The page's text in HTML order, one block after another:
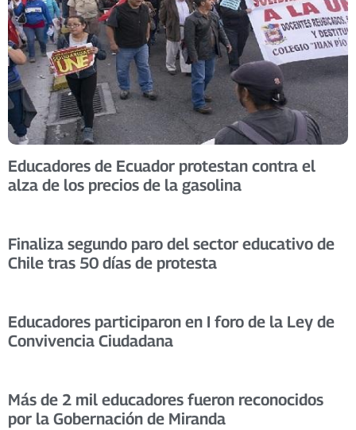
Educadores de Ecuador protestan contra el
alza de los precios de la gasolina
Finaliza segundo paro del sector educativo de
Chile tras 50 días de protesta
Educadores participaron en I foro de la Ley de
Convivencia Ciudadana
Más de 2 mil educadores fueron reconocidos
por la Gobernación de Miranda